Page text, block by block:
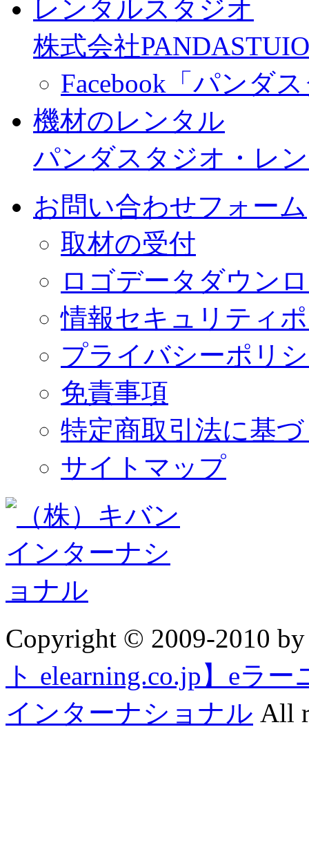
レンタルスタジオ
株式会社
Facebook「パンダ
機材のレンタル
パンダスタジオ・レ
お問い合わせフォーム
取材の受付
ロゴデータダウン
情報セキュリティ
プライバシーポリ
免責事項
特定商取引法に基
サイトマップ
Copyright © 2009-2010
ト elearning.co.jp】eラ
インターナショナル All